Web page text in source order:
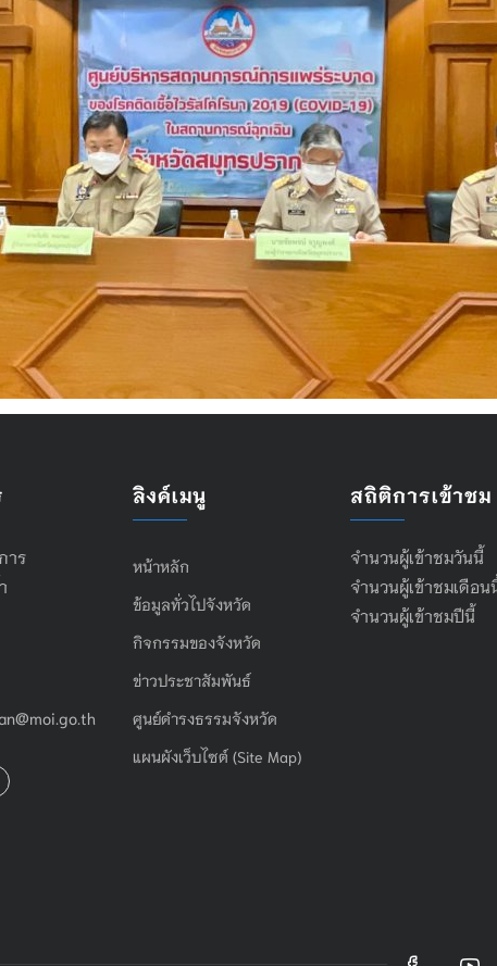
าร
ลิงค์เมนู
หน้าหลัก
ข้อมูลทั่วไปจังหวัด
กิจกรรมของจังหวัด
ข่าวประชาสัมพันธ์
ศูนย์ดำรงธรรมจังหวัด
แผนผังเว็บไซต์ (Site Map)
สถิติการเข้าชม
จำนวนผู้เข้าชมวัน
จำนวนผู้เข้าชมเดือน
จำนวนผู้เข้าชมปี